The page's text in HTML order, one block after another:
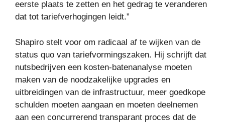
eerste plaats te zetten en het gedrag te veranderen
dat tot tariefverhogingen leidt.”
Shapiro stelt voor om radicaal af te wijken van de
status quo van tariefvormingszaken. Hij schrijft dat
nutsbedrijven een kosten-batenanalyse moeten
maken van de noodzakelijke upgrades en
uitbreidingen van de infrastructuur, meer goedkope
schulden moeten aangaan en moeten deelnemen
aan een concurrerend transparant proces dat de